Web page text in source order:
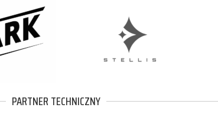
PARTNER TECHNICZNY